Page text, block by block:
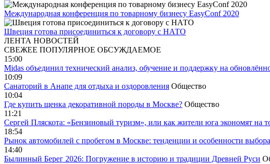
Международная конференция по товарному бизнесу EasyConf 2020
Швеция готова присоединиться к договору с НАТО
ЛЕНТА НОВОСТЕЙ
СВЕЖЕЕ ПОПУЛЯРНОЕ ОБСУЖДАЕМОЕ
15:00
Midas объединил технический анализ, обучение и поддержку на
10:09
Санаторий в Анапе для отдыха и оздоровления Общество
10:04
Где купить щенка декоративной породы в Москве? Общество
11:21
Сергей Пляскота: «Бензиновый туризм», или как жители юга экономят на
18:54
Рынок автомобилей с пробегом в Москве: тенденции и особенности выбора
14:40
Былинный Берег 2026: Погружение в историю и традиции Древней Руси